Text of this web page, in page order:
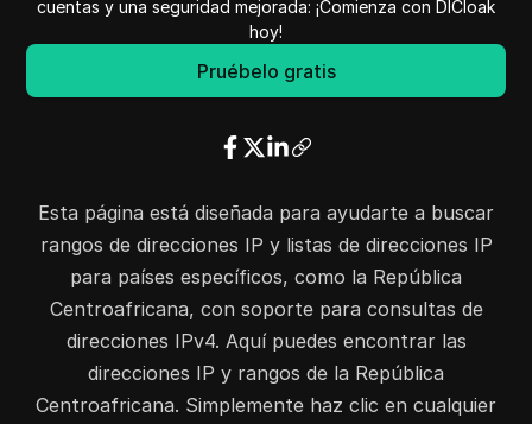
cuentas y una seguridad mejorada: ¡Comienza con DICloak
hoy!
Pruébelo gratis
Esta página está diseñada para ayudarte a buscar
rangos de direcciones IP y listas de direcciones IP
para países específicos, como la República
Centroafricana, con soporte para consultas de
direcciones IPv4. Aquí puedes encontrar las
direcciones IP y rangos de la República
Centroafricana. Simplemente haz clic en cualquier